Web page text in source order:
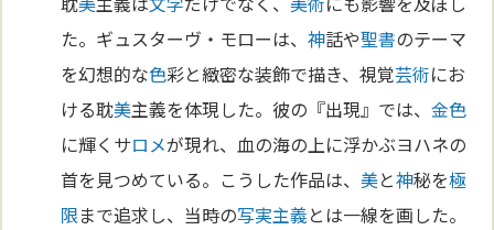
た。ギュスターヴ・モローは、神話や聖書のテーマ
を幻想的な色彩と緻密な装飾で描き、視覚芸術にお
ける耽美主義を体現した。彼の『出現』では、金色
に輝くサロメが現れ、血の海の上に浮かぶヨハネの
首を見つめている。こうした作品は、美と神秘を極
限まで追求し、当時の写実主義とは一線を画した。